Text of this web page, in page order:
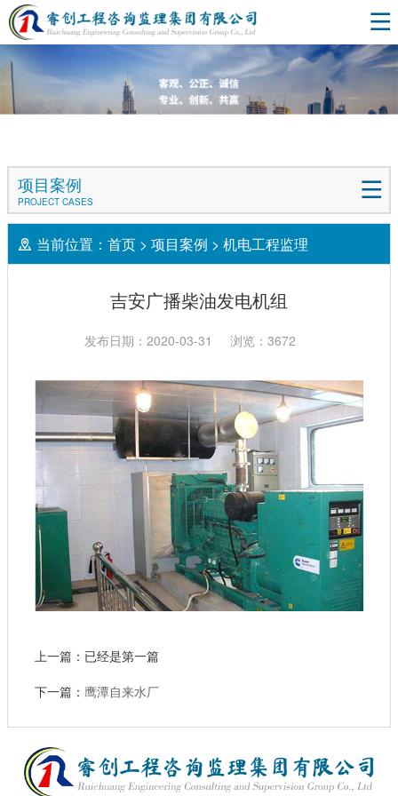
项目案例
PROJECT CASES
当前位置： 首页 > 项目案例 > 机电工程监理
吉安广播柴油发电机组
发布日期：2020-03-31 浏览：3672
上一篇：已经是第一篇
下一篇： 鹰潭自来水厂